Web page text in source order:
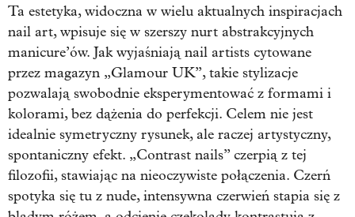
Ta estetyka, widoczna w wielu aktualnych inspiracjach
nail art, wpisuje się w szerszy nurt abstrakcyjnych
manicure’ów. Jak wyjaśniają nail artists cytowane
przez magazyn „Glamour UK”, takie stylizacje
pozwalają swobodnie eksperymentować z formami i
kolorami, bez dążenia do perfekcji. Celem nie jest
idealnie symetryczny rysunek, ale raczej artystyczny,
spontaniczny efekt. „Contrast nails” czerpią z tej
filozofii, stawiając na nieoczywiste połączenia. Czerń
spotyka się tu z nude, intensywna czerwień stapia się z